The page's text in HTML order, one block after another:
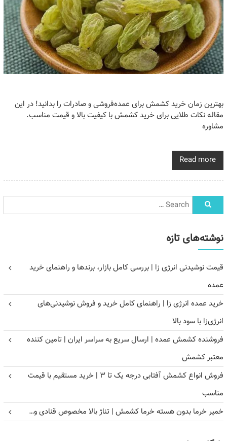
بهترین زمان خرید کشمش برای عمده‌فروشی و صادرات را بدانید! در این
مقاله نکات طلایی برای خرید کشمش با کیفیت بالا و قیمت مناسب.
مشاوره
Read more
نوشته‌های تازه
قیمت نوشیدنی انرژی زا | بررسی کامل بازار، برندها و راهنمای خرید
عمده
خرید عمده انرژی زا | راهنمای کامل خرید و فروش نوشیدنی‌های
انرژی‌زا با سود بالا
فروشنده کشمش عمده | ارسال سریع به سراسر ایران | تامین کننده
معتبر کشمش
فروش انواع کشمش آفتابی درجه یک تا ۳ | خرید مستقیم با قیمت
مناسب
خمیر خرما بدون هسته خرما کشمش | تناژ بالا مخصوص قنادی و…